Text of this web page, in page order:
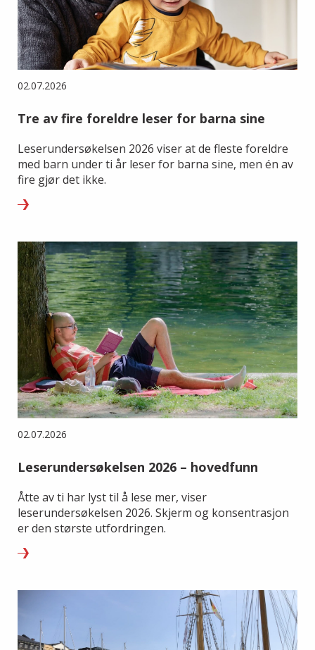
02.07.2026
Tre av fire foreldre leser for barna sine
Leserundersøkelsen 2026 viser at de fleste foreldre
med barn under ti år leser for barna sine, men én av
fire gjør det ikke.
02.07.2026
Leserundersøkelsen 2026 – hovedfunn
Åtte av ti har lyst til å lese mer, viser
leserundersøkelsen 2026. Skjerm og konsentrasjon
er den største utfordringen.